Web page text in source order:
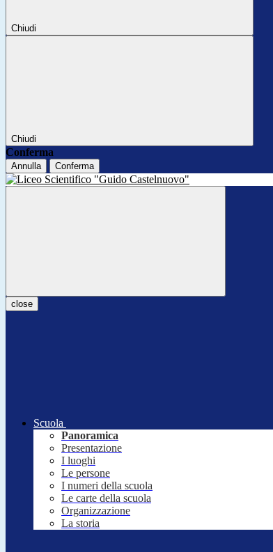
Chiudi
Chiudi
Conferma
Annulla Conferma
close
Scuola
Panoramica
Presentazione
I luoghi
Le persone
I numeri della scuola
Le carte della scuola
Organizzazione
La storia